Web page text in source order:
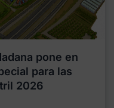
pone en
para las
2026